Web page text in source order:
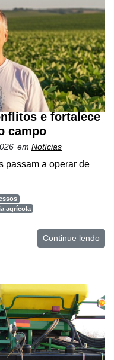
e fortalece
campo
em Notícias
passam a operar de
agrícola
Continue lendo